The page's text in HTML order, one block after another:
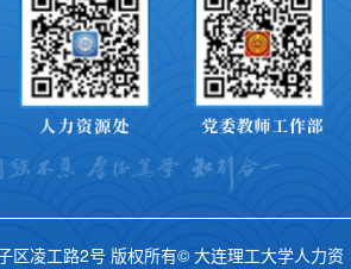
区凌工路2号 版权所有© 大连理工大学人力资